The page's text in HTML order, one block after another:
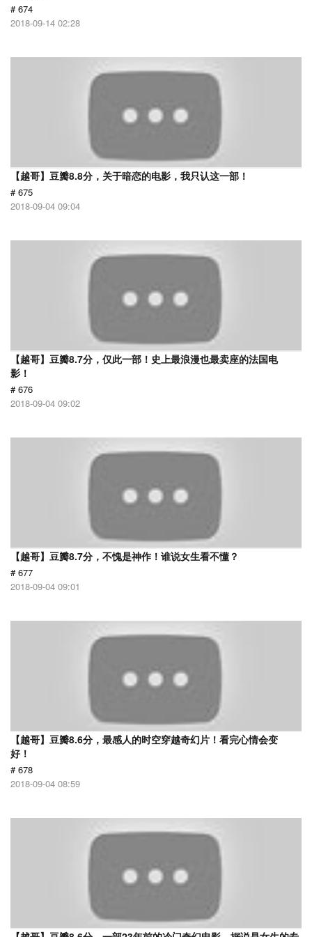
# 674
2018-09-14 02:28
【越哥】豆瓣8.8分，关于暗恋的电影，我只认这一部！
# 675
2018-09-04 09:04
【越哥】豆瓣8.7分，仅此一部！史上最浪漫也最卖座的法国电
影！
# 676
2018-09-04 09:02
【越哥】豆瓣8.7分，不愧是神作！谁说女生看不懂？
# 677
2018-09-04 09:01
【越哥】豆瓣8.6分，最感人的时空穿越奇幻片！看完心情会变
好！
# 678
2018-09-04 08:59